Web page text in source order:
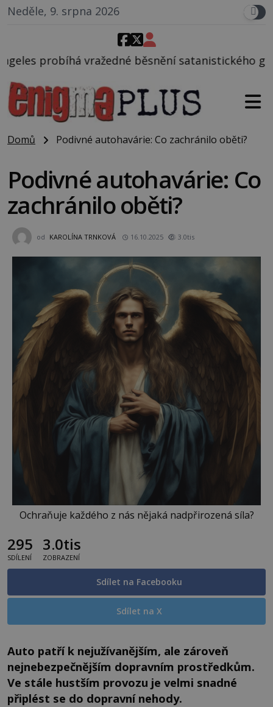
Neděle, 9. srpna 2026
běsnění satanistického gangu vedeného
Domů Podivné autohavárie: Co zachránilo oběti?
Podivné autohavárie: Co
zachránilo oběti?
od KAROLÍNA TRNKOVÁ 16.10.2025 3.0tis
Ochraňuje každého z nás nějaká nadpřirozená síla?
295
SDÍLENÍ
3.0tis
ZOBRAZENÍ
Sdílet na Facebooku
Sdílet na X
Auto patří k nejužívanějším, ale zároveň
nejnebezpečnějším dopravním prostředkům.
Ve stále hustším provozu je velmi snadné
připlést se do dopravní nehody.